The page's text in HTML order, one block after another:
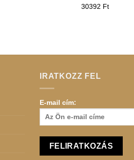
30392 Ft
IRATKOZZ FEL
E-mail cím: